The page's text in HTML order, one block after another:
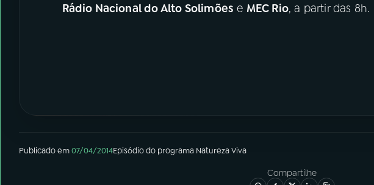
Rádio Nacional do Alto Solimões e MEC Rio, a partir das 8h.
Publicado em07/04/2014Episódiodo programa Natureza Viva
Compartilhe